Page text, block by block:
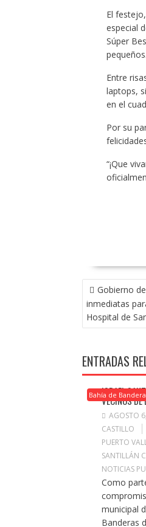
El
especial
Súper
pequeños.
Entre
laptops,
en el
Por su
“¡Que
NAVEGACIÓN
DE
ENTRADAS
Gobierno
inmediatas
Hospital de
ENTRADAS
Bahía de
ISRAEL
VECINOS DE
AGOSTO
CASTILLO
PUERTO
SANTILLÁN
NOTICIAS
Como
municipal
Banderas